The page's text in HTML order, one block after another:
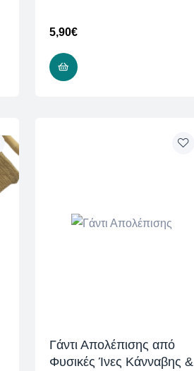
5,90€
Γάντι Απολέπισης από
Φυσικές Ίνες Κάνναβης &